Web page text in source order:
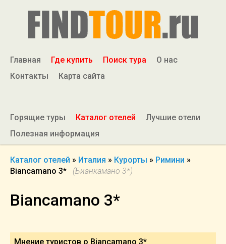
Главная Где купить Поиск тура
О нас
Контакты
Карта сайта
Горящие туры Каталог отелей
Лучшие отели
Полезная информация
Каталог отелей » Италия » Курорты » Римини »
Biancamano 3*
(Бианкамано 3*)
Biancamano 3*
Мнение туристов о Biancamano 3*